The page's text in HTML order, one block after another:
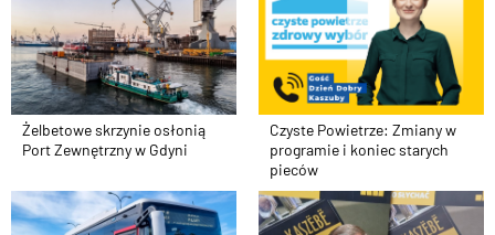
Żelbetowe skrzynie osłonią
Port Zewnętrzny w Gdyni
Czyste Powietrze: Zmiany w
programie i koniec starych
pieców